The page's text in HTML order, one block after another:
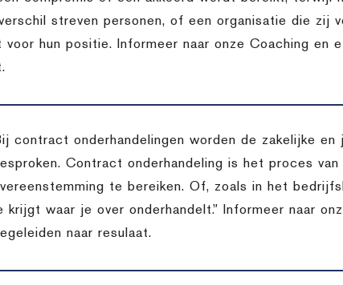
streven personen, of een organisatie die zij
voor hun positie. Informeer naar onze Coaching en
contract onderhandelingen worden de zakelijke
Contract onderhandeling is het proces
te bereiken. Of, zoals in het
krijgt waar je over onderhandelt.” Informeer naar
naar resulaat.